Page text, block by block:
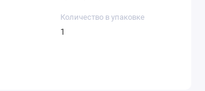
Количество в упаковке
1